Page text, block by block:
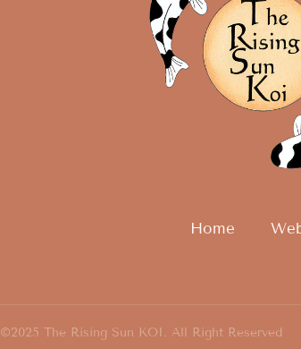
Home
©2025 The Rising Sun KOI. All Right Reserved